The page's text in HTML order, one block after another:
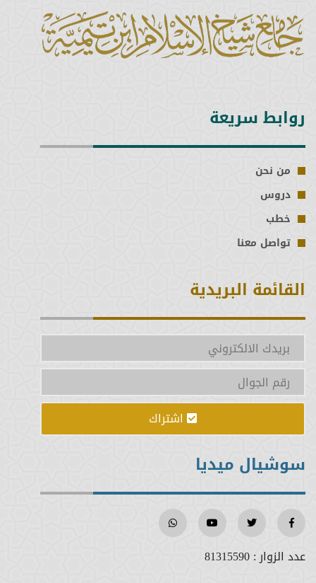
روابط سريعة
من نحن
دروس
خطب
تواصل معنا
القائمة البريدية
اشتراك
سوشيال ميديا
عدد الزوار :81315590